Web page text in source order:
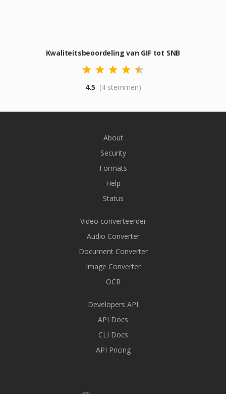
Kwaliteitsbeoordeling van GIF tot SNB
4.5 (4 stemmen)
About
Security
Formats
Help
Status
Video converteerder
Audio Converter
Document Converter
Image Converter
OCR
Developers API
API Docs
CLI Docs
API Pricing